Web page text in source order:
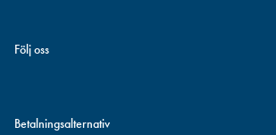
Följ oss
Betalningsalternativ